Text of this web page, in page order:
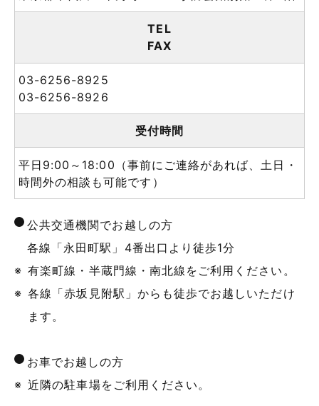
TEL
FAX
03-6256-8925
03-6256-8926
受付時間
平日9:00～18:00 （事前にご連絡があれば、土日・
時間外の相談も可能です）
公共交通機関でお越しの方
各線「永田町駅」4番出口より徒歩1分
有楽町線・半蔵門線・南北線をご利用ください。
各線「赤坂見附駅」からも徒歩でお越しいただけ
ます。
お車でお越しの方
近隣の駐車場をご利用ください。